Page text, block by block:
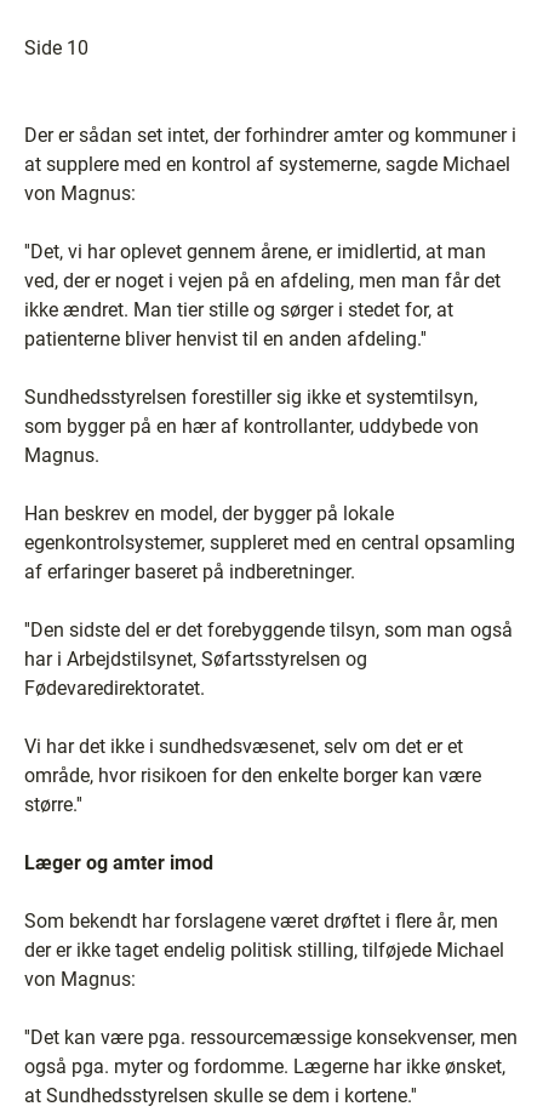
Side 10
Der er sådan set intet, der forhindrer amter og kommuner i
at supplere med en kontrol af systemerne, sagde Michael
von Magnus:
''Det, vi har oplevet gennem årene, er imidlertid, at man
ved, der er noget i vejen på en afdeling, men man får det
ikke ændret. Man tier stille og sørger i stedet for, at
patienterne bliver henvist til en anden afdeling.''
Sundhedsstyrelsen forestiller sig ikke et systemtilsyn,
som bygger på en hær af kontrollanter, uddybede von
Magnus.
Han beskrev en model, der bygger på lokale
egenkontrolsystemer, suppleret med en central opsamling
af erfaringer baseret på indberetninger.
''Den sidste del er det forebyggende tilsyn, som man også
har i Arbejdstilsynet, Søfartsstyrelsen og
Fødevaredirektoratet.
Vi har det ikke i sundhedsvæsenet, selv om det er et
område, hvor risikoen for den enkelte borger kan være
større.''
Læger og amter imod
Som bekendt har forslagene været drøftet i flere år, men
der er ikke taget endelig politisk stilling, tilføjede Michael
von Magnus:
''Det kan være pga. ressourcemæssige konsekvenser, men
også pga. myter og fordomme. Lægerne har ikke ønsket,
at Sundhedsstyrelsen skulle se dem i kortene.''